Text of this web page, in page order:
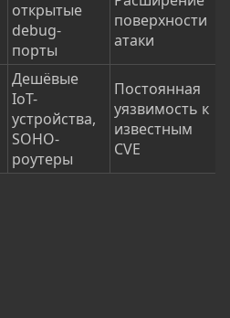
открытые
debug-
порты
поверхности
атаки
Дешёвые
IoT-
устройства,
SOHO-
роутеры
Постоянная
уязвимость к
известным
CVE